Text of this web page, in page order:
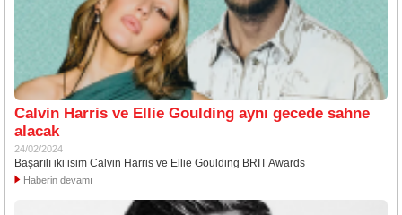
Calvin Harris ve Ellie Goulding aynı gecede sahne
alacak
24/02/2024
Başarılı iki isim Calvin Harris ve Ellie Goulding BRIT Awards
Haberin devamı